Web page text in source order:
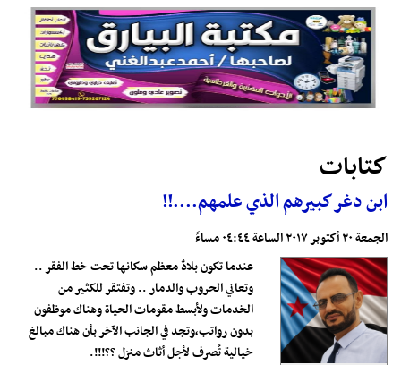
كتابات
ابن دغر كبيرهم الذي علمهم....!!
الجمعة ٢٠ أكتوبر ٢٠١٧ الساعة ٠٤:٤٤ مساءً
عندما تكون بلادٌ معظم سكانها تحت خط الفقر ..
وتعاني الحروب والدمار .. وتفتقر للكثير من
الخدمات ولأبسط مقومات الحياة وهناك موظفون
بدون رواتب،وتجد في الجانب الآخر بأن هناك مبالغ
خيالية تُصرف لأجل أثاث منزل ؟؟!!!.